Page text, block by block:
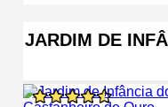
JARDIM DE